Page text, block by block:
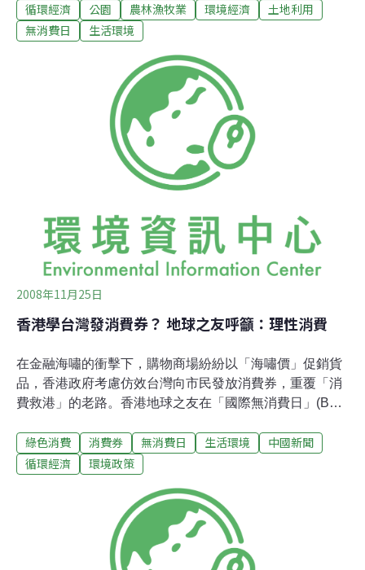
星公園的社區野餐行動，讓民眾藉以思考社會消費主義至
上所造成的資源耗損。無消費日好朋友工作隊從2001年開
起「蔬果超人游擊隊」都市農耕活動，邀請民眾無消費日
當天下午，自備可以隨手取得的菜苗前往二二八公園種
植。而「優懶風─秋天‧野餐與創意行動」由臺灣藝術市集
協會、天母生活創意市集等多個團體共同發起，11月30日
在榮星公園舉辦，將伴隨著慵懶的音樂，投入公園的懷
抱；沒有叫賣聲，只有日常生活的創意行動與日常中隱藏
在社區中發生的小活動。近來政府提昇經濟的處方籤，真
示，舉辦「蔬果超人游擊隊」都市農耕活動，希望
循環經濟 公園 農林漁牧業 環境經濟
土地利用
無消費日
生活環境
2008年11月25日
香港學台灣發消費券？ 地球之友呼籲：理性消費
在金融海嘯的衝擊下，購物商場紛紛以「海嘯價」促銷貨
品，香港政府考慮仿效台灣向市民發放消費券，重覆「消
費救港」的老路。香港地球之友在「國際無消費日」(Buy
費，應買則買，勿被廣告宣傳蒙蔽，買了用不上的東西。
香港一田百貨一連五日的購物優惠日，首日吸引14萬消費
消費」的紙牌，向打算搶購貨品的消費者提醒，希望在
「一折」、「半價」、「抵買」等亂眼昏花的宣傳看板前
保持清醒，選購真正需要的貨物，不要為買而買，否則最
後傷的是荷包，還製造大量無謂垃圾。香港地球之友表
綠色消費 消費券 無消費日 生活環境
中國新聞
循環經濟
環境政策